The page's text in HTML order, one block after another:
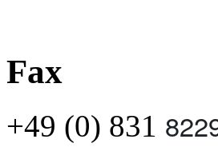
Fax
+49 (0) 831